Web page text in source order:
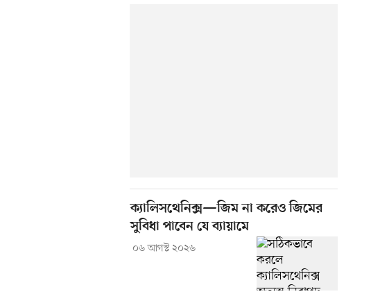
ক্যালিসথেনিক্স—জিম না করেও জিমের
সুবিধা পাবেন যে ব্যায়ামে
০৬ আগস্ট ২০২৬